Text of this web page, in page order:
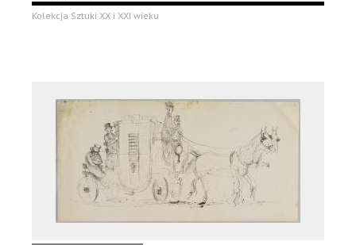
Kolekcja Sztuki XX i XXI wieku